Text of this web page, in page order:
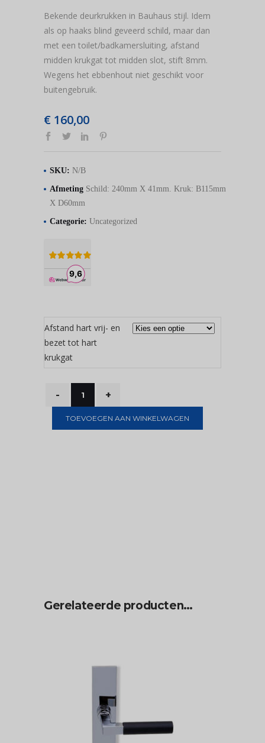
Bekende deurkrukken in Bauhaus stijl. Idem
als op haaks blind geveerd schild, maar dan
met een toilet/badkamersluiting, afstand
midden krukgat tot midden slot, stift 8mm.
Wegens het ebbenhout niet geschikt voor
buitengebruik.
€ 160,00
SKU: N/B
Afmeting Schild: 240mm X 41mm. Kruk: B115mm
X D60mm
Categorie: Uncategorized
Afstand hart vrij- en
bezet tot hart
krukgat
TOEVOEGEN AAN WINKELWAGEN
Gerelateerde producten…